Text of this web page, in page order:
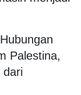
Palestina,
dari